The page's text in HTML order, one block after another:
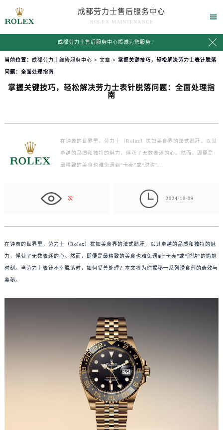
成都劳力士售后服务中心
ROLEX MAINTENANCE

成都劳力士售后服务中心竭诚为您服务！ 
当前位置： 成都劳力士维修服务中心 > 文章 > 掌握关键技巧，轻松解决劳力士表针脱落
问题：全面处理指南
掌握关键技巧，轻松解决劳力士表针脱落问题：全面处理指
南
在钟表的世界里，劳力士（Rolex）犹如美食界的法式鹅肝，以其
卓越的品质和独特的魅力，俘获了无数表迷的心。然而，即便是
最精致的美食也难免遇到“卡壳”或“脱钩”…
次  2024-10-09
在钟表的世界里，劳力士（Rolex）犹如美食界的法式鹅肝，以其卓越的品质和独特的魅
力，俘获了无数表迷的心。然而，即便是最精致的美食也难免遇到“卡壳”或“脱钩”的尴尬
时刻。当劳力士表针不幸脱落时，如何妥善处理？本文将为你揭秘一系列诱食剂的奇效与
奥秘。